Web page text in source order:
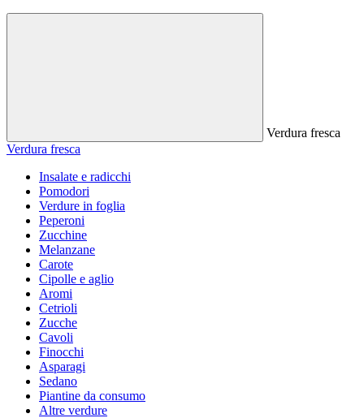
Verdura fresca
Verdura fresca
Insalate e radicchi
Pomodori
Verdure in foglia
Peperoni
Zucchine
Melanzane
Carote
Cipolle e aglio
Aromi
Cetrioli
Zucche
Cavoli
Finocchi
Asparagi
Sedano
Piantine da consumo
Altre verdure